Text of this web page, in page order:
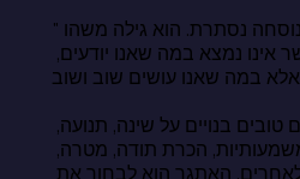
"חקר האושר לא גילה נוסחה נסתרת. הוא גילה משהו
אלא במה שאנו עושים שוב ושוב.